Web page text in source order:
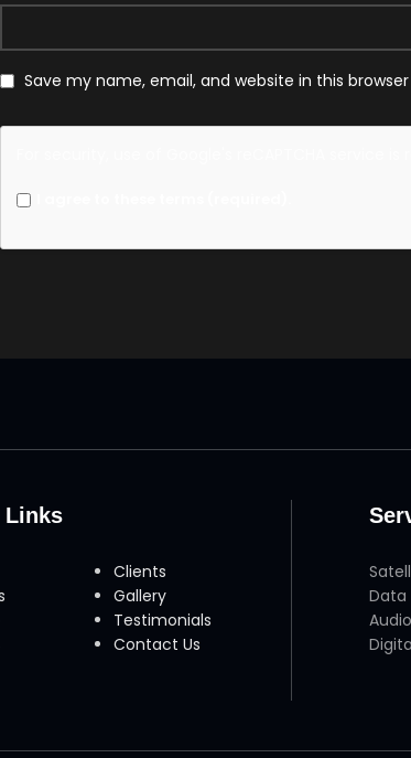
Save my name, email, and website in this
Links
Clients
Gallery
Testimonials
Contact Us
Data